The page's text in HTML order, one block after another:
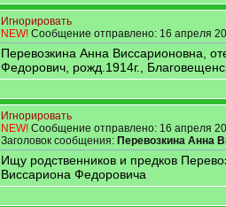
Игнорировать
NEW! Сообщение отправлено: 16 апреля
Перевозкина Анна Виссарионовна,
Федорович, рожд.1914г.,
Игнорировать
NEW! Сообщение отправлено: 16 апреля
Заголовок сообщения: Перевозкина Анна
Ищу родственников и предков
Виссариона Федоровича